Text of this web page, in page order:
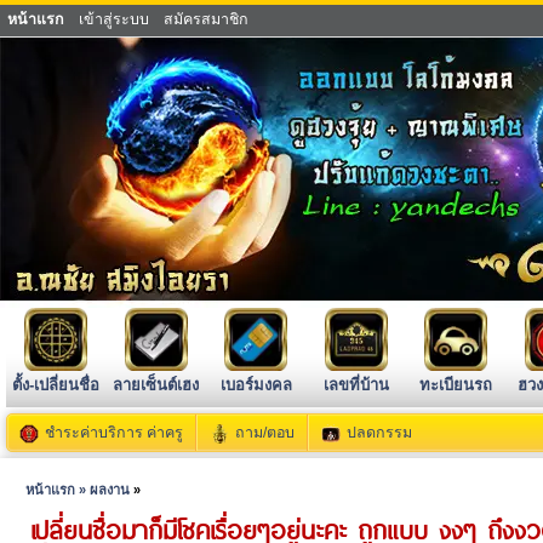
หน้าแรก เข้าสู่ระบบ สมัครสมาชิก
ตั้ง-เปลี่ยนชื่อ ลายเซ็นต์เฮง เบอร์มงคล เลขที่บ้าน ทะเบียนรถ ฮว
ชำระค่าบริการ ค่าครู ถาม/ตอบ ปลดกรรม
หน้าแรก »ผลงาน »
เปลี่ยนชื่อมาก็มีโชคเรื่อยๆอยู่นะคะ ถูกแบบ งงๆ ถึงง